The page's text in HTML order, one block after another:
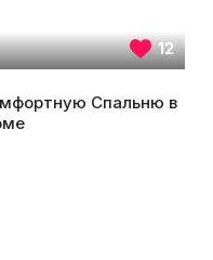
12
Спальню в